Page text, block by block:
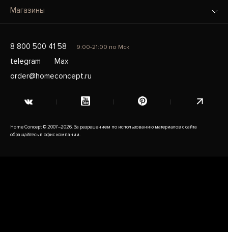
Магазины
8 800 500 41 58 9:00-21:00 по Мск
telegram
Max
order@homeconcept.ru
Home Concept © 2007–2026. За разрешением по использованию материалов с сайта
обращайтесь в офис компании.